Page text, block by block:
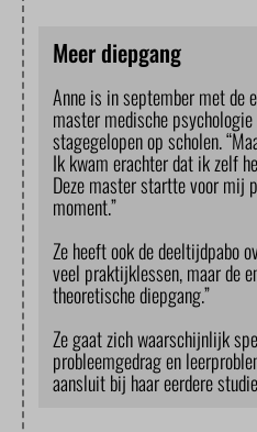
Meer diepgang
Anne is in september met de
master medische
stagegelopen op scholen.
Ik kwam erachter dat ik zelf
Deze master startte voor mij
moment.”
Ze heeft ook de deeltijdpabo
veel praktijklessen, maar de
theoretische diepgang.”
Ze gaat zich waarschijnlijk
probleemgedrag en
aansluit bij haar eerdere